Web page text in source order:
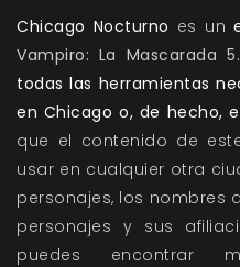
Chicago Nocturno es un
Vampiro: La Mascarada
todas las herramientas
en Chicago o, de hecho,
que el contenido de
usar en cualquier otra
personajes, los nombres
personajes y sus
puedes encontrar